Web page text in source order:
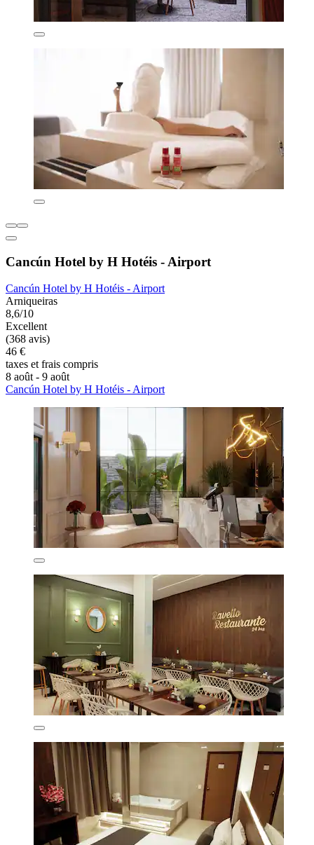
Cancún Hotel by H Hotéis - Airport
Cancún Hotel by H Hotéis - Airport
Arniqueiras
8,6/10
Excellent
(368 avis)
46 €
taxes et frais compris
8 août - 9 août
Cancún Hotel by H Hotéis - Airport